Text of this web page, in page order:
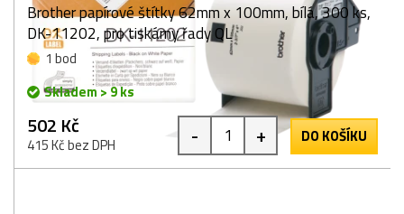
Brother papírové štítky 62mm x 100mm, bílá, 300 ks,
DK-11202, pro tiskárny řady QL
1 bod
Skladem > 9 ks
502 Kč
415 Kč bez DPH - + DO KOŠÍKU